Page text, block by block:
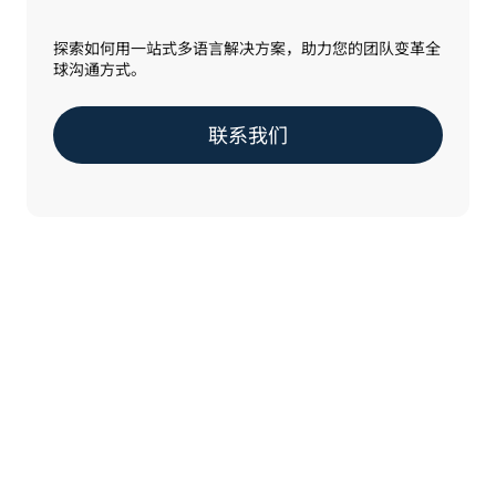
探索如何用一站式多语言解决方案，助力您的团队变革全
球沟通方式。
联系我们